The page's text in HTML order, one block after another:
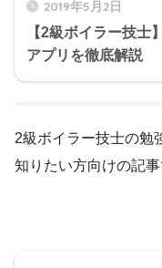
2019年5月2日
【2級ボイラー技士
アプリを徹底解説
2級ボイラー技士の勉
知りたい方向けの記事